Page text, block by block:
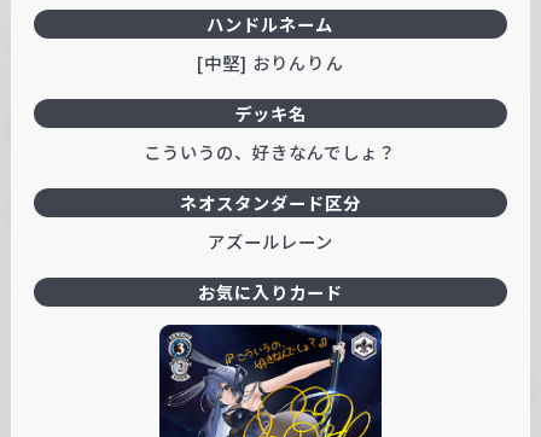
ハンドルネーム
[中堅] おりんりん
デッキ名
こういうの、好きなんでしょ？
ネオスタンダード区分
アズールレーン
お気に入りカード